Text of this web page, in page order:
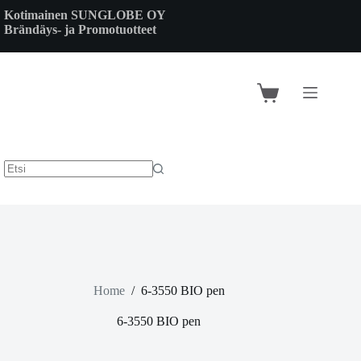
to
content
Kotimainen SUNGLOBE OY
Brändäys- ja Promotuotteet
Shopping
Home / 6-3550 BIO pen
6-3550 BIO pen